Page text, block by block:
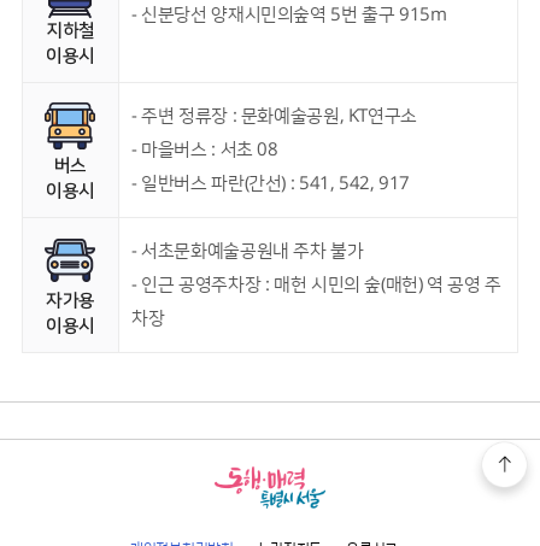
지하철
이용시
- 신분당선 양재시민의숲역 5번 출구 915m
버스
이용시
- 주변 정류장 : 문화예술공원, KT연구소
- 마을버스 : 서초 08
- 일반버스 파란(간선) : 541, 542, 917
자가용
이용시
- 서초문화예술공원내 주차 불가
- 인근 공영주차장 : 매헌 시민의 숲(매헌) 역 공영 주
차장